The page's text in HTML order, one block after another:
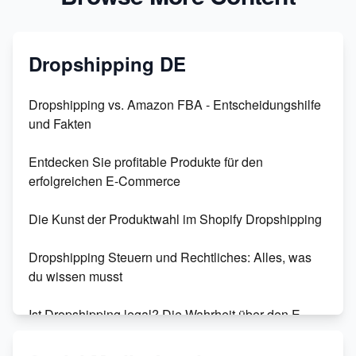
Dropshipping DE
Dropshipping vs. Amazon FBA - Entscheidungshilfe
und Fakten
Entdecken Sie profitable Produkte für den
erfolgreichen E-Commerce
Die Kunst der Produktwahl im Shopify Dropshipping
Dropshipping Steuern und Rechtliches: Alles, was
du wissen musst
Ist Dropshipping legal? Die Wahrheit über den E-